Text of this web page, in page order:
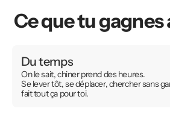
Ce que tu gagnes
Du temps
On le sait, chiner prend des heures.
Se lever tôt, se déplacer, chercher sans
fait tout ça pour toi.